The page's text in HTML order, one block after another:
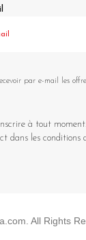
par e-mail les
à tout
dans les conditions
All Rights